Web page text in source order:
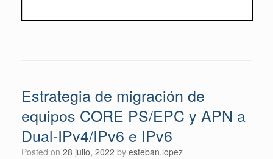
Estrategia de migración de
equipos CORE PS/EPC y APN a
Dual-IPv4/IPv6 e IPv6
Posted on 28 julio, 2022 by esteban.lopez